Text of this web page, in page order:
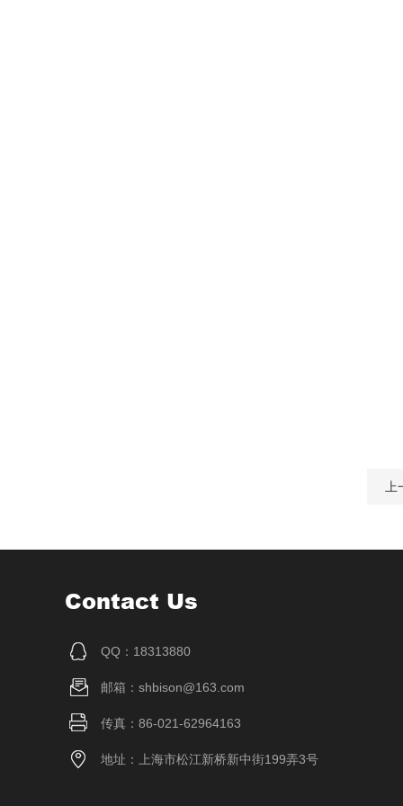
Contact Us
QQ：18313880
邮箱：shbison@163.com
传真：86-021-62964163
地址：上海市松江新桥新中街199弄3号